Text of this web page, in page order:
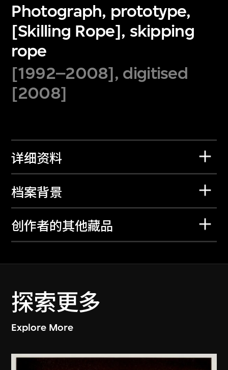
Photograph, prototype,
[Skilling Rope], skipping
rope
[1992–2008], digitised
[2008]
详细资料
档案背景
创作者的其他藏品
探索更多
Explore More